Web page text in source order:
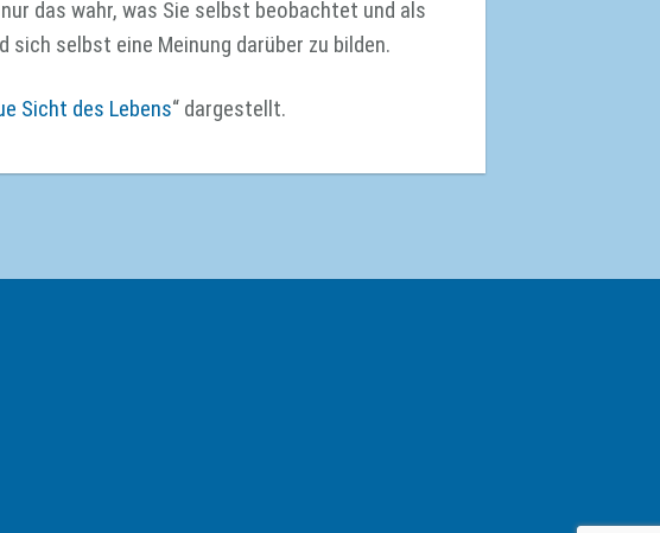
das wahr, was Sie selbst beobachtet und als
sich selbst eine Meinung darüber zu bilden.
Sicht des Lebens“ dargestellt.